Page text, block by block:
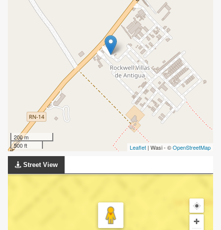
200 m
500 ft
Leaflet | Wasi - ©OpenStreetMap
Street View